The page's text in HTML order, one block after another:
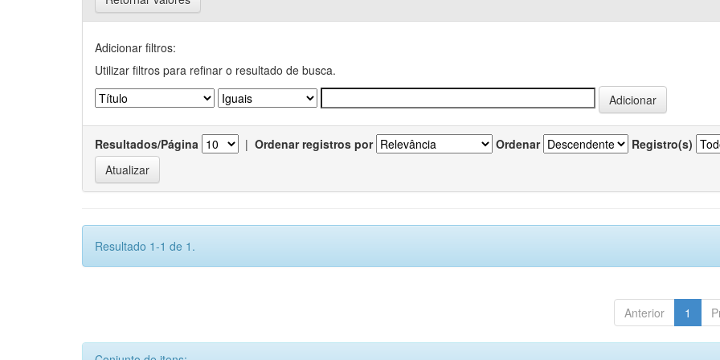
Adicionar filtros:
Utilizar filtros para refinar o resultado de busca.
Resultados/Página | Ordenar registros por Ordenar Registro(s)
Resultado 1-1 de 1.
Anterior 1